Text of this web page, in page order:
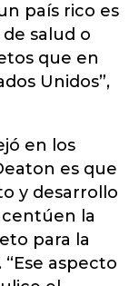
país rico es
salud o
que en
Unidos”,
en los
es que
y desarrollo
la
para la
aspecto